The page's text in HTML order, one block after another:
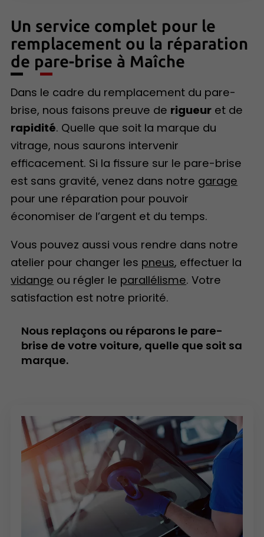
Un service complet pour le
remplacement ou la réparation
de pare-brise à Maîche
Dans le cadre du remplacement du pare-
brise, nous faisons preuve de rigueur et de
rapidité. Quelle que soit la marque du
vitrage, nous saurons intervenir
efficacement. Si la fissure sur le pare-brise
est sans gravité, venez dans notre garage
pour une réparation pour pouvoir
économiser de l’argent et du temps.
Vous pouvez aussi vous rendre dans notre
atelier pour changer les pneus, effectuer la
vidange ou régler le parallélisme. Votre
satisfaction est notre priorité.
Nous replaçons ou réparons le pare-
brise de votre voiture, quelle que soit sa
marque.